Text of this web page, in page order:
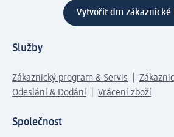
Vytvořit dm zákaznické
Služby
Zákaznický program & Servis
Odeslání & Dodání
Vrácení zboží
Společnost